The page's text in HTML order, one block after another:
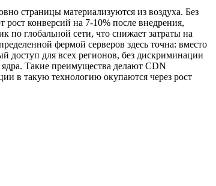
страницы материализуются из воздуха. Без
конверсий на 7-10% после внедрения,
по глобальной сети, что снижает затраты на
фермой серверов здесь точна: вместо
доступ для всех регионов, без дискриминации
Такие преимущества делают CDN
в такую технологию окупаются через рост